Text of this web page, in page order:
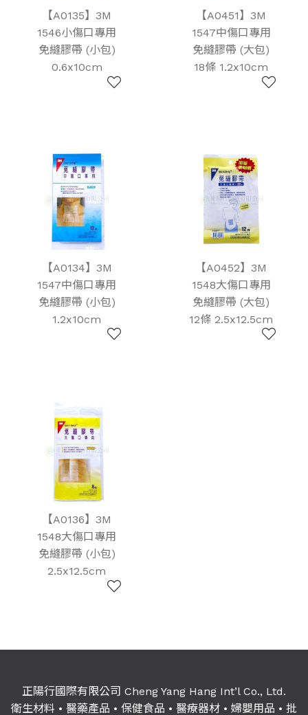
【A0135】3M
1546小傷口專用
免縫膠帶 (小包)
0.6x10cm
【A0451】3M
1547中傷口專用
免縫膠帶 (大包)
18條 1.2x10cm
【A0134】3M
1547中傷口專用
免縫膠帶 (小包)
1.2x10cm
【A0452】3M
1548大傷口專用
免縫膠帶 (大包)
12條 2.5x12.5cm
【A0136】3M
1548大傷口專用
免縫膠帶 (小包)
2.5x12.5cm
正陽行國際有限公司 Cheng Yang Hang Int’l Co., Ltd.
衛生材料 • 醫藥產品 • 保健食品 • 醫療器材• 婦嬰用品 • 批